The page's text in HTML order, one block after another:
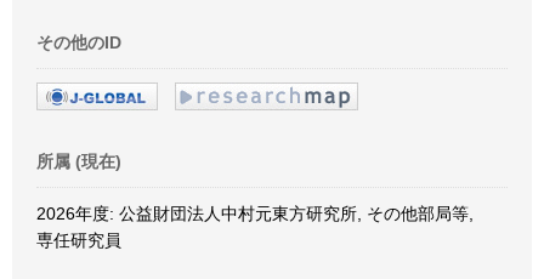
その他のID
所属 (現在)
2026年度: 公益財団法人中村元東方研究所, その他部局等,
専任研究員